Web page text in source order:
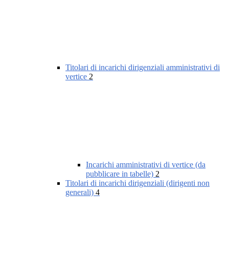
Titolari di incarichi dirigenziali amministrativi di
vertice 2
Incarichi amministrativi di vertice (da
pubblicare in tabelle) 2
Titolari di incarichi dirigenziali (dirigenti non
generali) 4